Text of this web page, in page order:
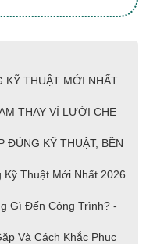
KỸ THUẬT MỚI NHẤT
THAY VÌ LƯỚI CHE
ĐÚNG KỸ THUẬT, BỀN
Thuật Mới Nhất 2026
Gì Đến Công Trình? -
Và Cách Khắc Phục